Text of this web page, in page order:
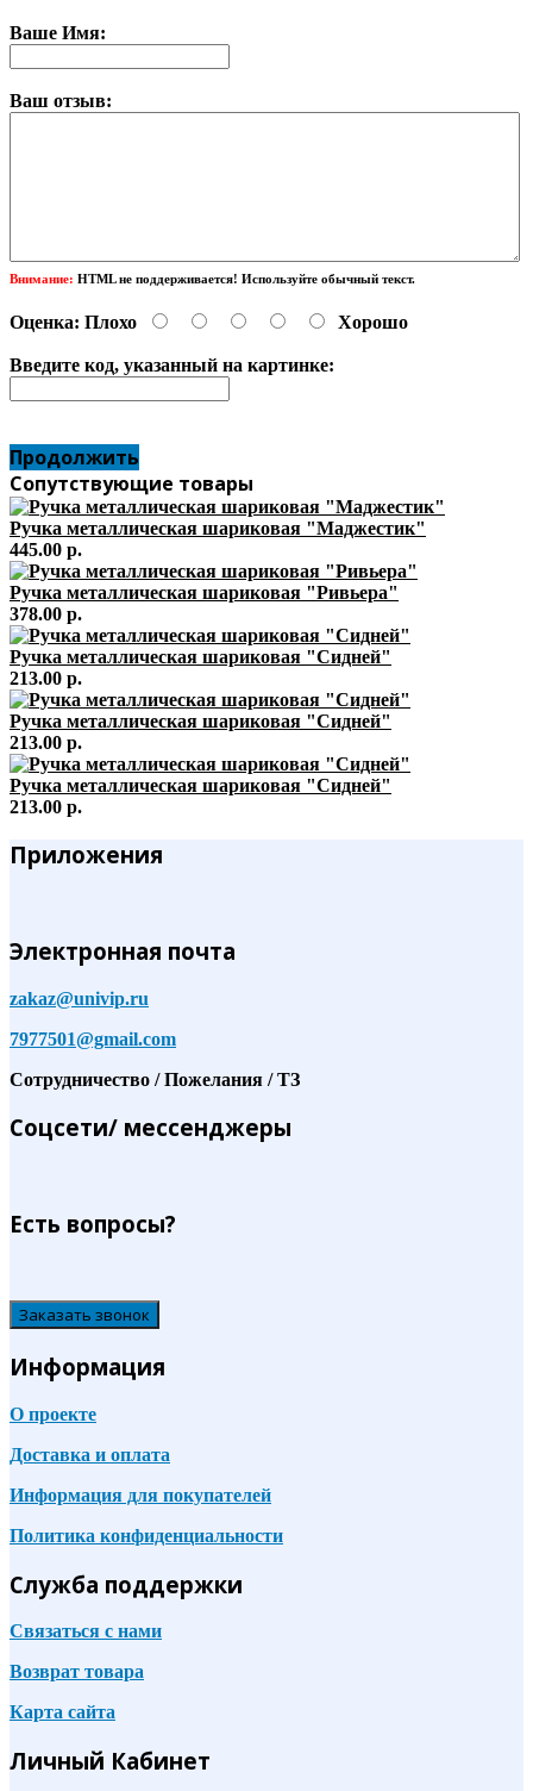
Ваше Имя:
Ваш отзыв:
Внимание: HTML не поддерживается! Используйте обычный текст.
Оценка: Плохо Хорошо
Введите код, указанный на картинке:
Продолжить
Сопутствующие товары
Ручка металлическая шариковая "Маджестик"
445.00 р.
Ручка металлическая шариковая "Ривьера"
378.00 р.
Ручка металлическая шариковая "Сидней"
213.00 р.
Ручка металлическая шариковая "Сидней"
213.00 р.
Ручка металлическая шариковая "Сидней"
213.00 р.
Приложения
Электронная почта
zakaz@univip.ru
7977501@gmail.com
Сотрудничество / Пожелания / ТЗ
Соцсети/ мессенджеры
Есть вопросы?
Заказать звонок
Информация
О проекте
Доставка и оплата
Информация для покупателей
Политика конфиденциальности
Служба поддержки
Связаться с нами
Возврат товара
Карта сайта
Личный Кабинет